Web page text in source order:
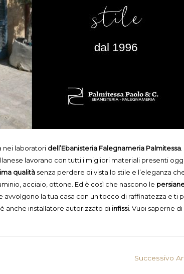
nei laboratori dell’Ebanisteria Falegnameria Palmitessa
lavorano con tutti i migliori materiali presenti
qualità senza perdere di vista lo stile e l’eleganza
acciaio, ottone. Ed è così che nascono le
avvolgono la tua casa con un tocco di raffinatezza e ti
è anche installatore autorizzato di infissi . Vuoi saperne
Successivo